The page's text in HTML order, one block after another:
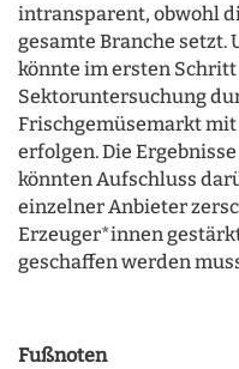
intransparent, obwohl
gesamte Branche setzt.
könnte im ersten
Sektoruntersuchung
Frischgemüsemarkt
erfolgen. Die
könnten Aufschluss
einzelner Anbieter
Erzeuger*innen
geschaffen werden
Fußnoten